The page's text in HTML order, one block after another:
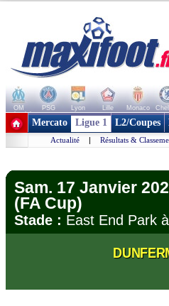
OM PSG Lyon Lille Monaco
+ de clubs
Mercato Ligue 1 L2/Coupes
Actualité | Résultats &
Sam. 17 Janvier
(FA Cup)
Stade : East End Park